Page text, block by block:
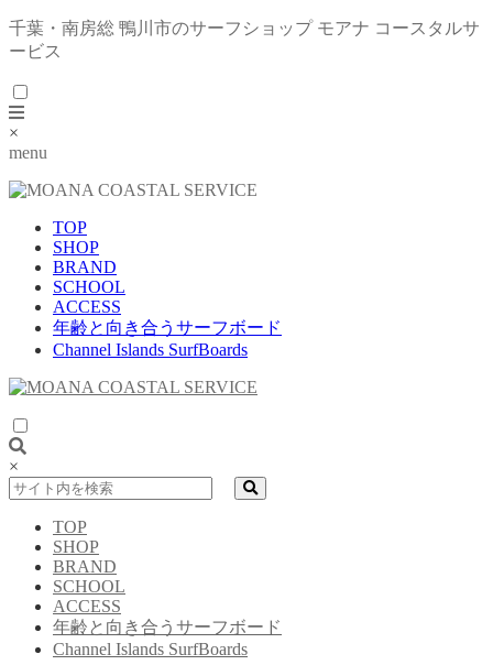
千葉・南房総 鴨川市のサーフショップ モアナ コースタルサ
ービス
×
menu
TOP
SHOP
BRAND
SCHOOL
ACCESS
年齢と向き合うサーフボード
Channel Islands SurfBoards
×
TOP
SHOP
BRAND
SCHOOL
ACCESS
年齢と向き合うサーフボード
Channel Islands SurfBoards